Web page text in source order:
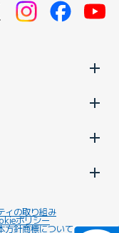
ィの取り組み
ポリシー
方針商標について